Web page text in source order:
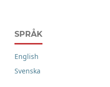
SPRÅK
English
Svenska